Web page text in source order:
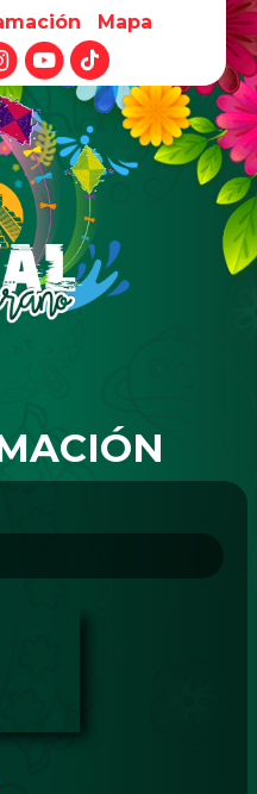
Mapa